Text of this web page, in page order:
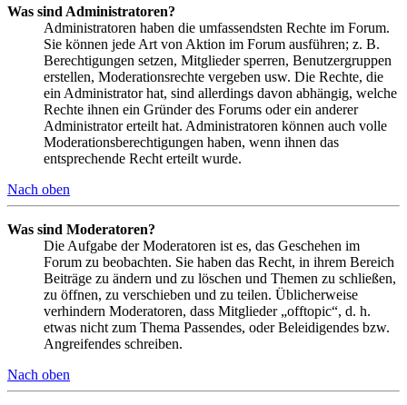
Was sind Administratoren?
Administratoren haben die umfassendsten Rechte im Forum.
Sie können jede Art von Aktion im Forum ausführen; z. B.
Berechtigungen setzen, Mitglieder sperren, Benutzergruppen
erstellen, Moderationsrechte vergeben usw. Die Rechte, die
ein Administrator hat, sind allerdings davon abhängig, welche
Rechte ihnen ein Gründer des Forums oder ein anderer
Administrator erteilt hat. Administratoren können auch volle
Moderationsberechtigungen haben, wenn ihnen das
entsprechende Recht erteilt wurde.
Nach oben
Was sind Moderatoren?
Die Aufgabe der Moderatoren ist es, das Geschehen im
Forum zu beobachten. Sie haben das Recht, in ihrem Bereich
Beiträge zu ändern und zu löschen und Themen zu schließen,
zu öffnen, zu verschieben und zu teilen. Üblicherweise
verhindern Moderatoren, dass Mitglieder „offtopic“, d. h.
etwas nicht zum Thema Passendes, oder Beleidigendes bzw.
Angreifendes schreiben.
Nach oben